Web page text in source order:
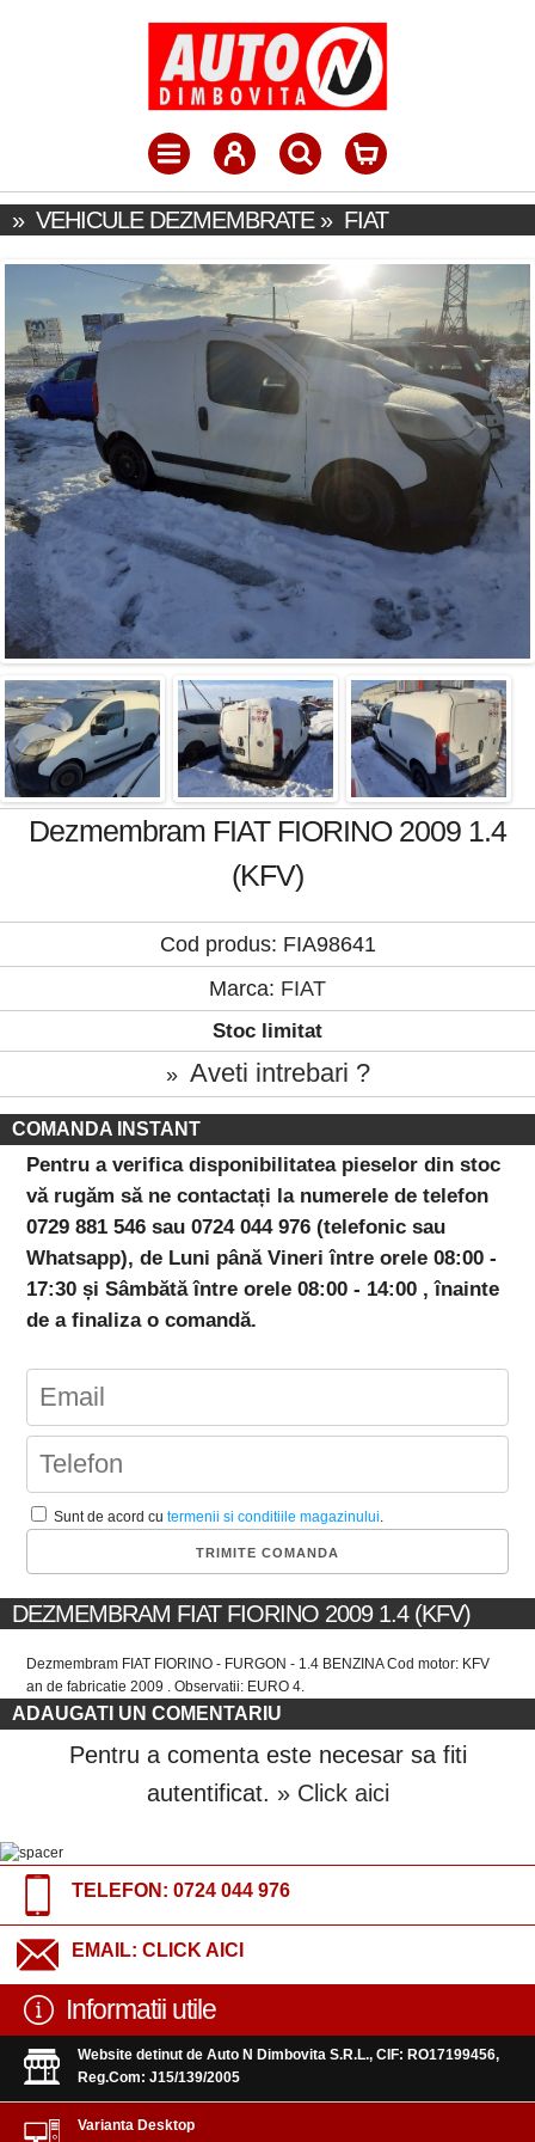
» VEHICULE DEZMEMBRATE» FIAT
Dezmembram FIAT FIORINO 2009 1.4
(KFV)
Cod produs: FIA98641
Marca: FIAT
Stoc limitat
» Aveti intrebari ?
COMANDA INSTANT
Pentru a verifica disponibilitatea pieselor din stoc
vă rugăm să ne contactați la numerele de telefon
0729 881 546 sau 0724 044 976 (telefonic sau
Whatsapp), de Luni până Vineri între orele 08:00 -
17:30 și Sâmbătă între orele 08:00 - 14:00 , înainte
de a finaliza o comandă.
Sunt de acord cutermenii si conditiile magazinului.
DEZMEMBRAM FIAT FIORINO 2009 1.4 (KFV)
Dezmembram FIAT FIORINO - FURGON - 1.4 BENZINA Cod motor: KFV
an de fabricatie 2009 . Observatii: EURO 4.
ADAUGATI UN COMENTARIU
Pentru a comenta este necesar sa fiti
autentificat. » Click aici
TELEFON: 0724 044 976
EMAIL: CLICK AICI
Informatii utile
Website detinut de Auto N Dimbovita S.R.L., CIF: RO17199456,
Reg.Com: J15/139/2005
Varianta Desktop